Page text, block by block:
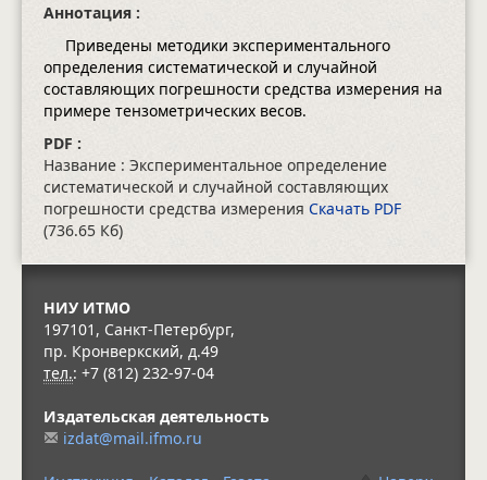
Аннотация :
Приведены методики экспериментального
определения систематической и случайной
составляющих погрешности средства измерения на
примере тензометрических весов.
PDF :
Название : Экспериментальное определение
систематической и случайной составляющих
погрешности средства измерения Скачать PDF
(736.65 Кб)
НИУ ИТМО
197101, Санкт-Петербург,
пр. Кронверкский, д.49
тел.: +7 (812) 232-97-04
Издательская деятельность
izdat@mail.ifmo.ru